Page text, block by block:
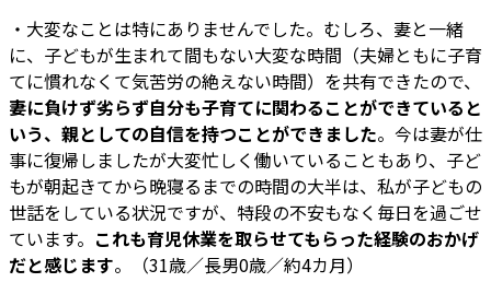
・大変なことは特にありませんでした。むしろ、妻と一緒
に、子どもが生まれて間もない大変な時間（夫婦ともに子育
てに慣れなくて気苦労の絶えない時間）を共有できたので、
妻に負けず劣らず自分も子育てに関わることができていると
いう、親としての自信を持つことができました。今は妻が仕
事に復帰しましたが大変忙しく働いていることもあり、子ど
もが朝起きてから晩寝るまでの時間の大半は、私が子どもの
世話をしている状況ですが、特段の不安もなく毎日を過ごせ
ています。 これも育児休業を取らせてもらった経験のおかげ
だと感じます。（31歳／長男0歳／約4カ月）